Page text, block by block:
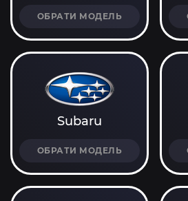
ОБРАТИ МОДЕЛЬ
Subaru
ОБРАТИ МОДЕЛЬ